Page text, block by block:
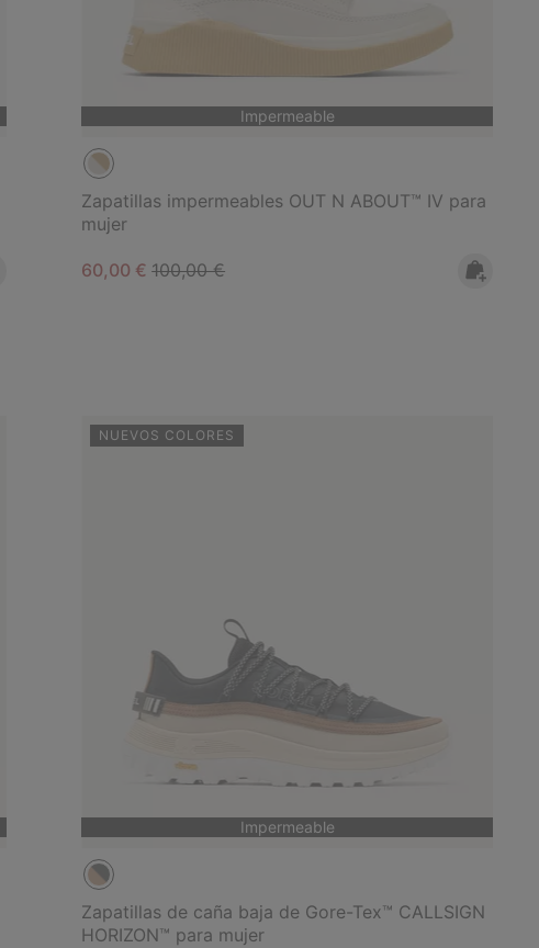
Impermeable
Zapatillas impermeables OUT N ABOUT™ IV para
mujer
Sale price:
60,00 €Regular price:
100,00 €
NUEVOS COLORES
Impermeable
Zapatillas de caña baja de Gore-Tex™ CALLSIGN
HORIZON™ para mujer